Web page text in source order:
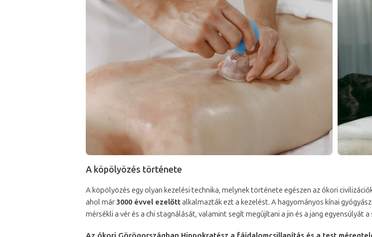
A köpölyözés története
A köpölyözés egy olyan kezelési technika, melynek története egészen az ókori
ahol már3000 évvel ezelőttalkalmazták ezt a kezelést. A hagyományos kínai
mérsékli a vér és a chi stagnálását, valamint segít megújítani a jin és a jang egyensúlyát a